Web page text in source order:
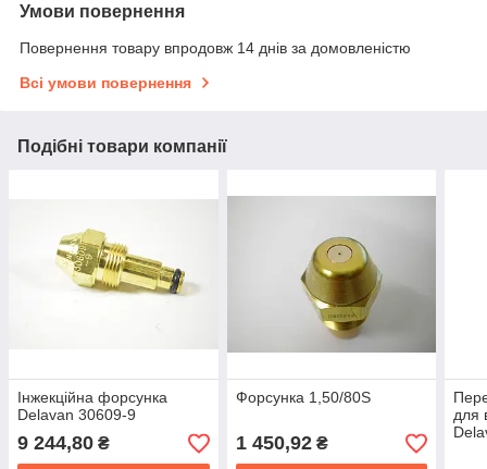
Умови повернення
Повернення товару впродовж 14 днів за домовленістю
Всі умови повернення
Подібні товари компанії
Інжекційна форсунка
Delavan 30609-9
9 244,80 ₴
Форсунка 1,50/80S
1 450,92₴
для